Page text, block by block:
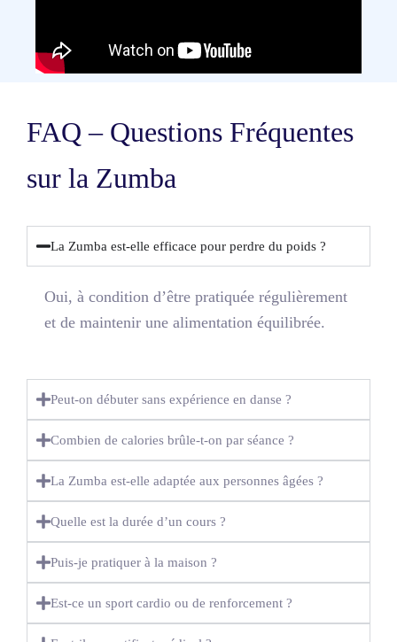
FAQ – Questions Fréquentes
sur la Zumba
La Zumba est-elle efficace pour perdre du poids ?
Oui, à condition d’être pratiquée régulièrement
et de maintenir une alimentation équilibrée.
Peut-on débuter sans expérience en danse ?
Combien de calories brûle-t-on par séance ?
La Zumba est-elle adaptée aux personnes âgées ?
Quelle est la durée d’un cours ?
Puis-je pratiquer à la maison ?
Est-ce un sport cardio ou de renforcement ?